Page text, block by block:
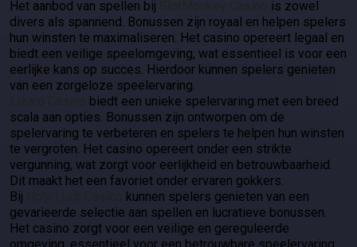
Het aanbod van spellen bij
is zowel
divers als spannend. Bonussen zijn royaal en helpen spelers
hun winsten te maximaliseren. Het casino opereert legaal en
biedt een veilige speelomgeving, wat essentieel is voor een
eerlijke kans op succes. Hierdoor kunnen spelers genieten
van een zorgeloze speelervaring.
biedt een unieke spelervaring met een breed
scala aan opties. Bonussen zijn ontworpen om de
spelervaring te verbeteren en spelers te helpen hun winsten
te vergroten. Het casino opereert onder een strikte
vergunning, wat zorgt voor eerlijkheid en betrouwbaarheid.
Dit maakt het een favoriet onder ervaren gokkers.
Bij
kunnen spelers genieten van een
gevarieerde selectie aan spellen en lucratieve bonussen.
Het casino zorgt voor een veilige en gereguleerde
omgeving, essentieel voor een betrouwbare speelervaring.